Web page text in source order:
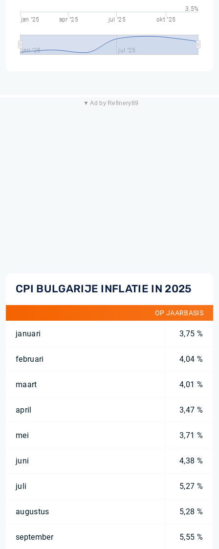
jan "25 apr "25 jul "25 okt "25
jan "25 jul "25
3.5%
▼ Ad by Refinery89
CPI BULGARIJE INFLATIE IN 2025
OP JAARBASIS
januari 3,75 %
februari 4,04 %
maart 4,01 %
april 3,47 %
mei 3,71 %
juni 4,38 %
juli 5,27 %
augustus 5,28 %
september 5,55 %